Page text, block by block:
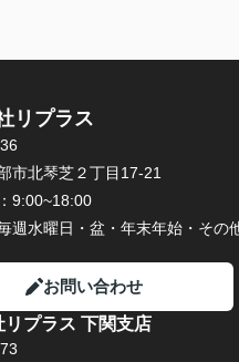
リプラス
市北琴芝２丁目17-21
9:00~18:00
週水曜日・盆・年末年始・その
お問い合わせ
リプラス 下関支店